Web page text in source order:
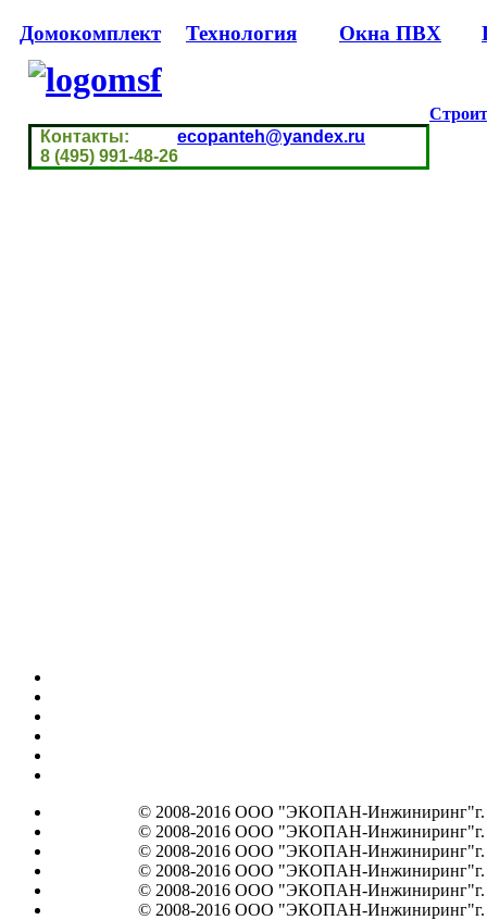
Домокомплект Технология Окна ПВХ
Контакты: ecopanteh@yandex.ru
8 (495) 991-48-26
© 2008-2016 ООО "ЭКОПАН-Инжиниринг"г.
© 2008-2016 ООО "ЭКОПАН-Инжиниринг"г.
© 2008-2016 ООО "ЭКОПАН-Инжиниринг"г.
© 2008-2016 ООО "ЭКОПАН-Инжиниринг"г.
© 2008-2016 ООО "ЭКОПАН-Инжиниринг"г.
© 2008-2016 ООО "ЭКОПАН-Инжиниринг"г.